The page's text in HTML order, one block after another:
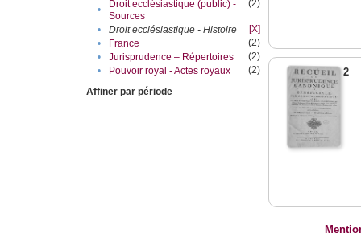
•
Droit ecclésiastique (public) -
Sources
(2)
• Droit ecclésiastique - Histoire
[X]
•
France
(2)
•
Jurisprudence – Répertoires
(2)
•
Pouvoir royal - Actes royaux
(2)
Affiner par période
2